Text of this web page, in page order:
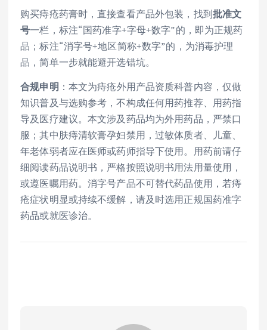
购买痔疮药膏时，直接查看产品外包装，找到批准文
号一栏，标注“国药准字+字母+数字”的，即为正规药
品；标注“消字号+地区简称+数字”的，为消毒护理
品，简单一步就能避开选错坑。
合规申明 ：本文为痔疮外用产品资质科普内容，仅做
知识普及与选购参考，不构成任何用药推荐、用药指
导及医疗建议。本文涉及药品均为外用药品，严禁口
服；其中肤痔清软膏孕妇禁用，过敏体质者、儿童、
年老体弱者应在医师或药师指导下使用。用药前请仔
细阅读药品说明书，严格按照说明书用法用量使用，
或遵医嘱用药。消字号产品不可替代药品使用，若痔
疮症状明显或持续不缓解，请及时选用正规国药准字
药品或就医诊治。